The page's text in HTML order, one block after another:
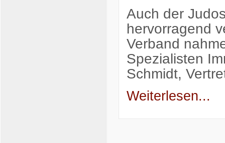
Auch der
hervorragend
Verband
Spezialisten
Schmidt,
Weiterlesen...